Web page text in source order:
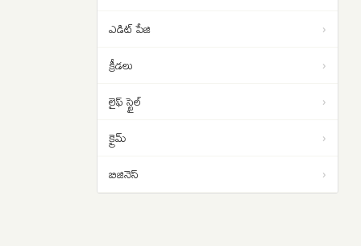
ఎడిట్ పేజి ›
క్రీడలు ›
లైఫ్ స్టైల్ ›
క్రైమ్ ›
బిజినెస్ ›